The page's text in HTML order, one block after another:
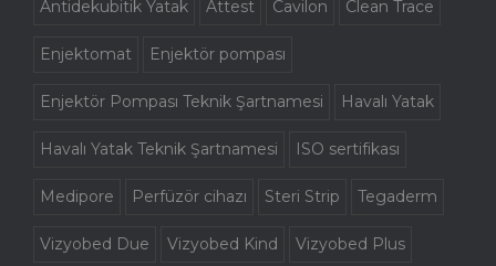
Antidekubitik Yatak Attest Cavilon Clean Trace
Enjektomat Enjektör pompası
Enjektör Pompası Teknik Şartnamesi Havalı Yatak
Havalı Yatak Teknik Şartnamesi ISO sertifikası
Medipore Perfüzör cihazı Steri Strip Tegaderm
Vizyobed Due Vizyobed Kind Vizyobed Plus